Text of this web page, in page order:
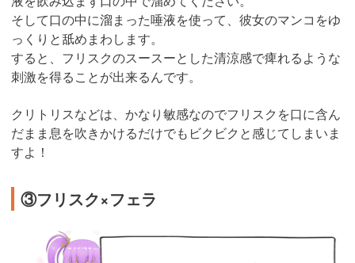
そして口の中に溜まった唾液を使って、彼女のマンコをゆ
っくりと舐めまわします。
すると、フリスクのスースーとした清涼感で痺れるような
刺激を得ることが出来るんです。
クリトリスなどは、かなり敏感なのでフリスクを口に含ん
だまま息を吹きかけるだけでもビクビクと感じてしまいま
すよ！
③フリスク×フェラ